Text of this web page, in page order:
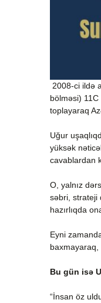
2008-ci ildə
bölməsi)
toplayaraq
Uğur
yüksək
cavablardan
O, yalnız
səbri, strateji
hazırlıqda
Eyni
baxmayaraq,
Bu gün isə
“İnsan öz